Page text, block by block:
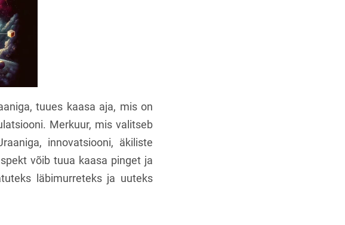
tuues kaasa aja, mis on
Merkuur, mis valitseb
innovatsiooni, äkiliste
võib tuua kaasa pinget ja
läbimurreteks ja uuteks